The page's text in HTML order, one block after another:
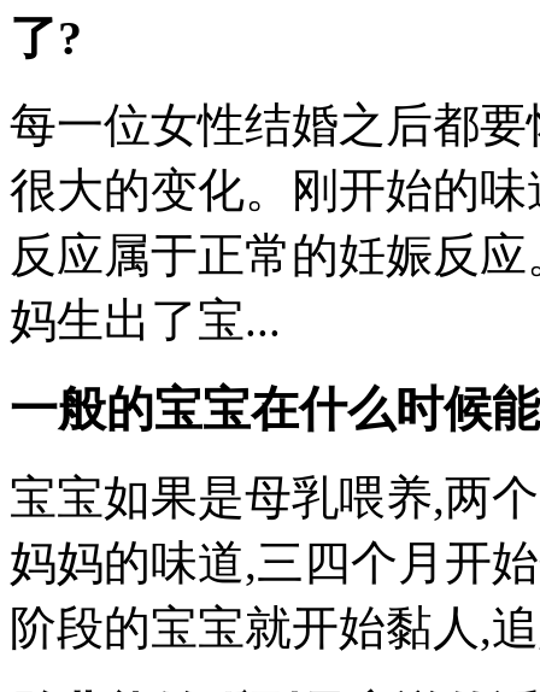
了?
每一位女性结婚之后都
很大的变化。刚开始的
反应属于正常的妊娠反
妈生出了宝...
一般的宝宝在什么时候
宝宝如果是母乳喂养,两
妈妈的味道,三四个月开
阶段的宝宝就开始黏人,